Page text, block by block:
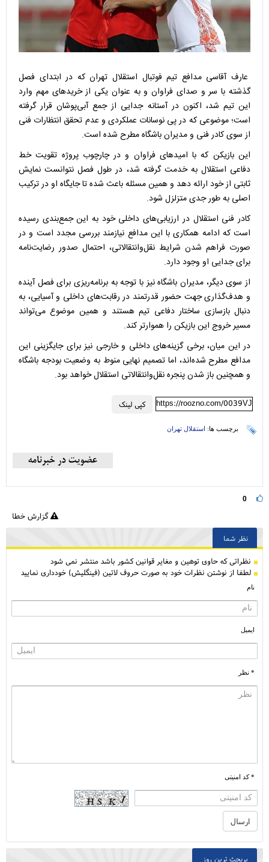
عارف آقاسی مدافع تیم فوتبال استقلال تهران که در ابتدای فصل
گذشته با سر و صدای فراوان و به عنوان یکی از خریدهای مهم وارد
این تیم شد، اکنون در آستانه جدایی از جمع آبی‌پوشان قرار گرفته
است؛ موضوعی که در پی نوسانات عملکردی و عدم تحقق انتظارات فنی
از سوی کادر فنی و مدیران باشگاه مطرح شده است.
این بازیکن که با امیدهای فراوان و در چارچوب پروژه تقویت خط
دفاعی استقلال به خدمت گرفته شد، در طول فصل نتوانست نمایش
ثابتی از خود ارائه دهد و همین مسئله باعث شده تا جایگاه او در ترکیب
اصلی به طور جدی متزلزل شود.
کادر فنی استقلال در ارزیابی‌های داخلی خود به این جمع‌بندی رسیده
است که ادامه همکاری با این مدافع نیازمند بررسی مجدد است و در
صورت فراهم شدن شرایط نقل‌وانتقالاتی، احتمال صدور رضایت‌نامه
برای جدایی او وجود دارد.
از سوی دیگر، مدیران باشگاه نیز با توجه به برنامه‌ریزی برای فصل آینده
و هدف‌گذاری جهت حضور قدرتمند در رقابت‌های داخلی و آسیایی، به
دنبال بازسازی ساختار دفاعی تیم هستند و همین موضوع می‌تواند
مسیر خروج این بازیکن را هموارتر کند.
در این میان، برخی گزینه‌های داخلی و خارجی نیز برای جایگزینی این
مدافع مطرح شده‌اند، اما تصمیم نهایی منوط به وضعیت بودجه باشگاه
و همچنین باز شدن پنجره نقل‌وانتقالاتی استقلال خواهد بود.
کپی لینک https://roozno.com/0039VJ
برچسب ها: استقلال تهران
0
گزارش خطا
نظر شما
نظراتی كه حاوی توهین و مغایر قوانین کشور باشد منتشر نمی شود
لطفا از نوشتن نظرات خود به صورت حروف لاتین (فینگلیش) خودداری نمایید
نام
ایمیل
* نظر
* کد امنیتی
پربحث ترین روز